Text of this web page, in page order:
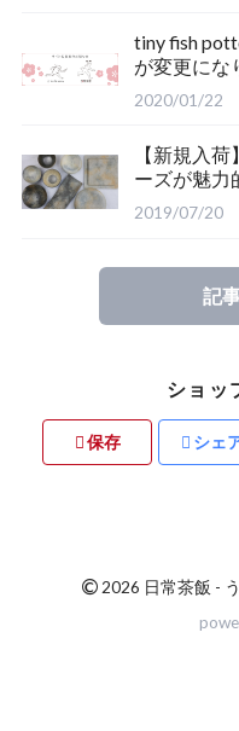
tiny fish
が変更にな
2020/01/22
【新規入
ーズが魅力
ご紹介
2019/07/20
記
ショッ
保存 シェ
© 2026 日常茶飯 -